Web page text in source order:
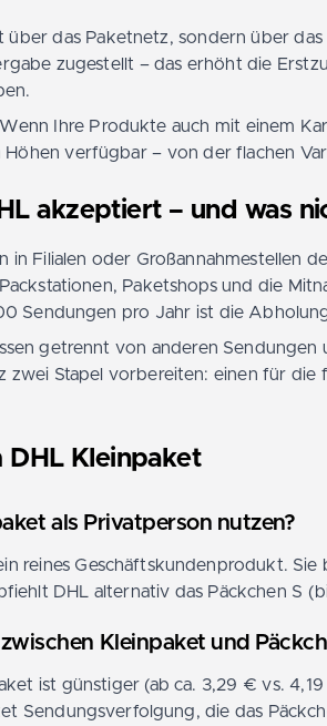
über das Paketnetz, sondern über
zugestellt – das erhöht die
Ihre Produkte auch mit einem
Höhen verfügbar – von der flachen
akzeptiert – und was
in Filialen oder
Paketshops und die
Sendungen pro Jahr ist die
getrennt von anderen
zwei Stapel vorbereiten: einen für
DHL Kleinpaket
als Privatperson nutzen?
reines Geschäftskundenprodukt.
DHL alternativ das Päckchen S
Kleinpaket und
ist günstiger (ab ca. 3,29 € vs.
Sendungsverfolgung, die das